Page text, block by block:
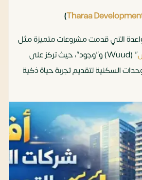
Tharaa
)
التي قدمت مشروعات متميزة مثل
” (Wuud) و”وجود”، حيث تركز على
السكنية لتقديم تجربة حياة ذكية